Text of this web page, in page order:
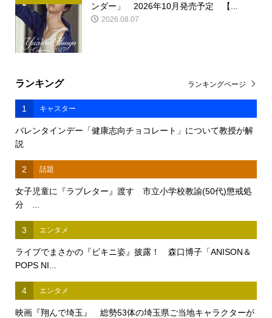
ンダー」 2026年10月発売予定 【...
2026.08.07
ランキング
1 キャスター
バレンタインデー「健康志向チョコレート」について教授が解
説
2 話題
女子児童に『ラブレター』渡す 市立小学校教諭(50代)懲戒処
分 ...
3 エンタメ
ライブでまさかの『ビキニ姿』披露！ 森口博子「ANISON＆
POPS NI...
4 エンタメ
映画『翔んで埼玉』 総勢53体の埼玉県ご当地キャラクターが
ランキングページ